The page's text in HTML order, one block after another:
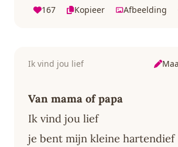
167 Kopieer Afbeelding
Ik vind jou lief
Van mama of papa
Ik vind jou lief
je bent mijn kleine hartendief